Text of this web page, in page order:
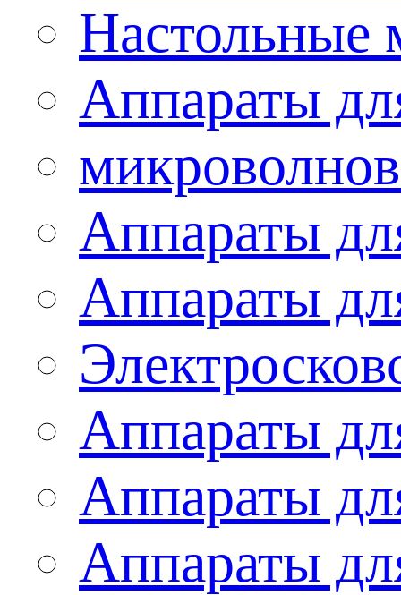
Настольные
Аппараты
Аппараты
Аппараты
Аппараты
Аппараты
Аппараты